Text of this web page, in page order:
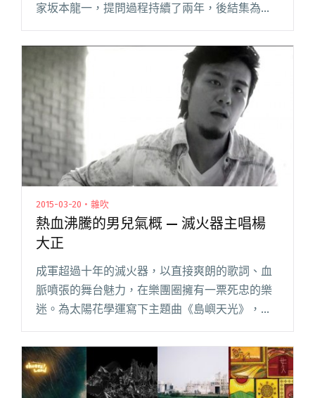
家坂本龍一，提問過程持續了兩年，後結集為
談，直到 2006 年結束並收入《skmt2》，整場對
閱讀全文 "新書《skmt：坂本龍一是誰？》 「反
傳記」書寫體，呈現坂本龍一最真實、直接的話
語"
2015-03-20・雜吹
熱血沸騰的男兒氣概 — 滅火器主唱楊
大正
成軍超過十年的滅火器，以直接爽朗的歌詞、血
脈噴張的舞台魅力，在樂團圈擁有一票死忠的樂
迷。為太陽花學運寫下主題曲《島嶼天光》，更
讓他們名氣高漲，堪稱無人不知的獨立樂團。 滅
火器主唱楊大正，粗獷的外型充滿男子氣概，舞
台上竭力嘶吼、參與社會議題勇閱讀全文 "熱血
沸騰的男兒氣概 — 滅火器主唱楊大正"